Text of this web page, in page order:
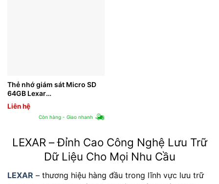
Thẻ nhớ giám sát Micro SD
64GB Lexar
LSDMI64GBB633A Class 10
Liên hệ
Còn hàng - Giao nhanh
LEXAR – Đỉnh Cao Công Nghệ Lưu Trữ
Dữ Liệu Cho Mọi Nhu Cầu
LEXAR – thương hiệu hàng đầu trong lĩnh vực lưu trữ